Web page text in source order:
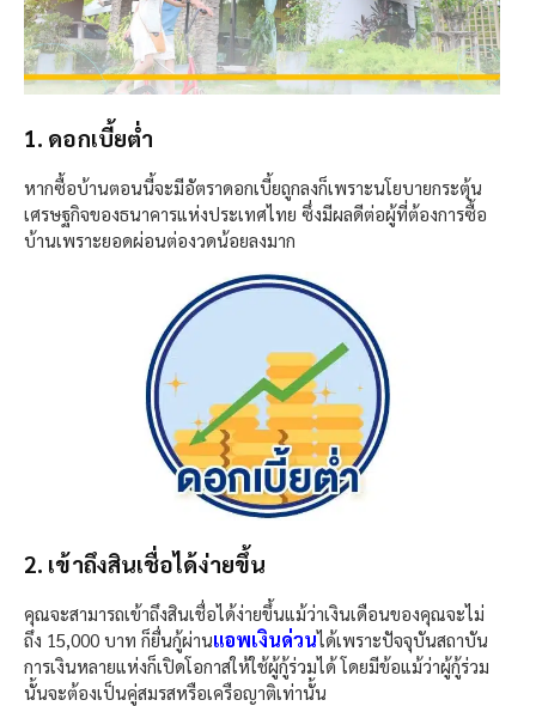
1. ดอกเบี้ยต่ำ
หากซื้อบ้านตอนนี้จะมีอัตราดอกเบี้ยถูกลงก็เพราะนโยบายกระตุ้น
เศรษฐกิจของธนาคารแห่งประเทศไทย ซึ่งมีผลดีต่อผู้ที่ต้องการซื้อ
บ้านเพราะยอดผ่อนต่องวดน้อยลงมาก
2. เข้าถึงสินเชื่อได้ง่ายขึ้น
คุณจะสามารถเข้าถึงสินเชื่อได้ง่ายขึ้นแม้ว่าเงินเดือนของคุณจะไม่
ถึง 15,000 บาท ก็ยื่นกู้ผ่านแอพเงินด่วนได้เพราะปัจจุบันสถาบัน
การเงินหลายแห่งก็เปิดโอกาสให้ใช้ผู้กู้ร่วมได้ โดยมีข้อแม้ว่าผู้กู้ร่วม
นั้นจะต้องเป็นคู่สมรสหรือเครือญาติเท่านั้น